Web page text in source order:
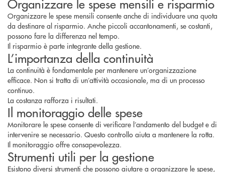
Organizzare le spese mensili e risparmio
Organizzare le spese mensili consente anche di individuare una quota
da destinare al risparmio. Anche piccoli accantonamenti, se costanti,
possono fare la differenza nel tempo.
Il risparmio è parte integrante della gestione.
L’importanza della continuità
La continuità è fondamentale per mantenere un’organizzazione
efficace. Non si tratta di un’attività occasionale, ma di un processo
continuo.
La costanza rafforza i risultati.
Il monitoraggio delle spese
Monitorare le spese consente di verificare l’andamento del budget e di
intervenire se necessario. Questo controllo aiuta a mantenere la rotta.
Il monitoraggio offre consapevolezza.
Strumenti utili per la gestione
Esistono diversi strumenti che possono aiutare a organizzare le spese,